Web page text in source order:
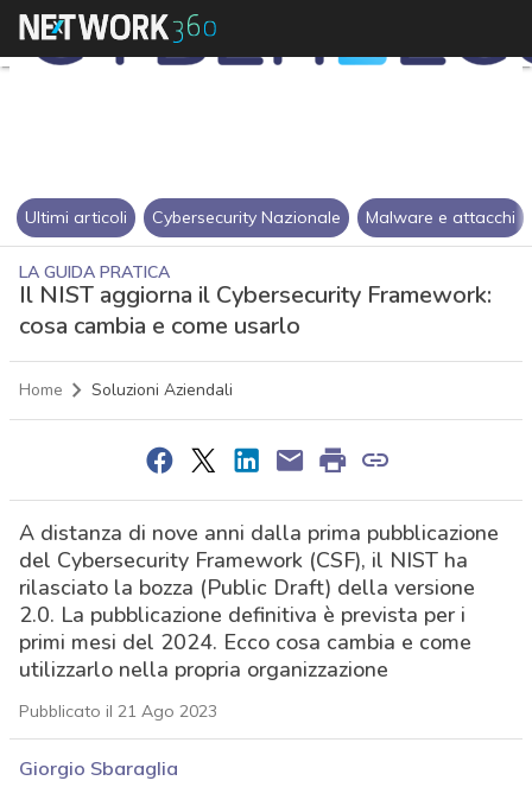
Ultimi articoli Cybersecurity Nazionale Malware e attacchi
LA GUIDA PRATICA
Il NIST aggiorna il Cybersecurity Framework:
cosa cambia e come usarlo
Home Soluzioni Aziendali
A distanza di nove anni dalla prima pubblicazione
del Cybersecurity Framework (CSF), il NIST ha
rilasciato la bozza (Public Draft) della versione
2.0. La pubblicazione definitiva è prevista per i
primi mesi del 2024. Ecco cosa cambia e come
utilizzarlo nella propria organizzazione
Pubblicato il 21 Ago 2023
Giorgio Sbaraglia